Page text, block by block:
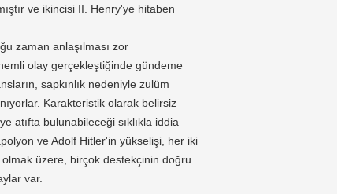
ve ikincisi II. Henry'ye hitaben
zaman anlaşılması zor
olay gerçekleştiğinde gündeme
sapkınlık nedeniyle zulüm
Karakteristik olarak belirsiz
atıfta bulunabileceği sıklıkla iddia
ve Adolf Hitler'in yükselişi, her iki
olmak üzere, birçok destekçinin doğru
var.